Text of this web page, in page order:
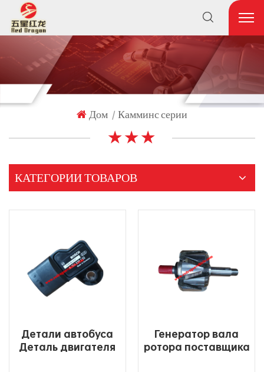
Дом | Камминс серии
★ ★ ★
КАТЕГОРИИ ТОВАРОВ
Детали автобуса
Деталь двигателя
Генератор вала
ротора поставщика